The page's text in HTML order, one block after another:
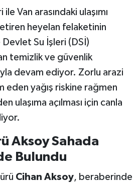
Van arasındaki ulaşımı
heyelan felaketinin
Su İşleri (DSİ)
temizlik ve güvenlik
devam ediyor. Zorlu arazi
eden yağış riskine rağmen
ulaşıma açılması için canla
Aksoy Sahada
Bulundu
Cihan Aksoy, beraberinde